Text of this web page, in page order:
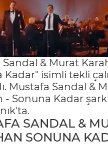
& Murat
Kadar" isimli tekli
Mustafa Sandal &
- Sonuna Kadar
SANDAL &
SONUNA